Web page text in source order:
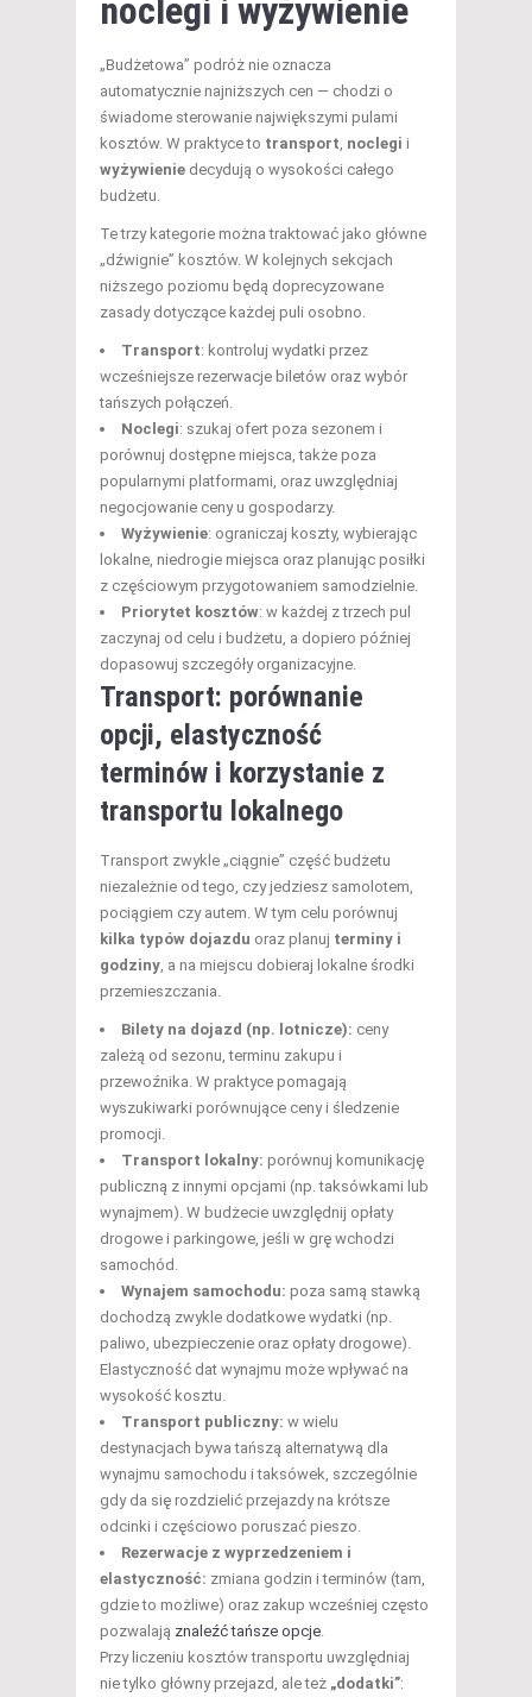
noclegi i wyżywienie
„Budżetowa” podróż nie oznacza
automatycznie najniższych cen — chodzi o
świadome sterowanie największymi pulami
kosztów. W praktyce to transport noclegi i
wyżywienie decydują o wysokości całego
budżetu.
Te trzy kategorie można traktować jako główne
„dźwignie” kosztów. W kolejnych sekcjach
niższego poziomu będą doprecyzowane
zasady dotyczące każdej puli osobno.
Transport: kontroluj wydatki przez
wcześniejsze rezerwacje biletów oraz wybór
tańszych połączeń.
Noclegi: szukaj ofert poza sezonem i
porównuj dostępne miejsca, także poza
popularnymi platformami, oraz uwzględniaj
negocjowanie ceny u gospodarzy.
Wyżywienie: ograniczaj koszty, wybierając
lokalne, niedrogie miejsca oraz planując posiłki
z częściowym przygotowaniem samodzielnie.
Priorytet kosztów: w każdej z trzech pul
zaczynaj od celu i budżetu, a dopiero później
dopasowuj szczegóły organizacyjne.
Transport: porównanie
opcji, elastyczność
terminów i korzystanie z
transportu lokalnego
Transport zwykle „ciągnie” część budżetu
niezależnie od tego, czy jedziesz samolotem,
pociągiem czy autem. W tym celu porównuj
kilka typów dojazdu oraz planuj terminy i
godziny , a na miejscu dobieraj lokalne środki
przemieszczania.
Bilety na dojazd (np. lotnicze): ceny
zależą od sezonu, terminu zakupu i
przewoźnika. W praktyce pomagają
wyszukiwarki porównujące ceny i śledzenie
promocji.
Transport lokalny: porównuj komunikację
publiczną z innymi opcjami (np. taksówkami lub
wynajmem). W budżecie uwzględnij opłaty
drogowe i parkingowe, jeśli w grę wchodzi
samochód.
Wynajem samochodu: poza samą stawką
dochodzą zwykle dodatkowe wydatki (np.
paliwo, ubezpieczenie oraz opłaty drogowe).
Elastyczność dat wynajmu może wpływać na
wysokość kosztu.
Transport publiczny: w wielu
destynacjach bywa tańszą alternatywą dla
wynajmu samochodu i taksówek, szczególnie
gdy da się rozdzielić przejazdy na krótsze
odcinki i częściowo poruszać pieszo.
Rezerwacje z wyprzedzeniem i
elastyczność: zmiana godzin i terminów (tam,
gdzie to możliwe) oraz zakup wcześniej często
pozwalają znaleźć tańsze opcje
Przy liczeniu kosztów transportu uwzględniaj
nie tylko główny przejazd, ale też „dodatki”: